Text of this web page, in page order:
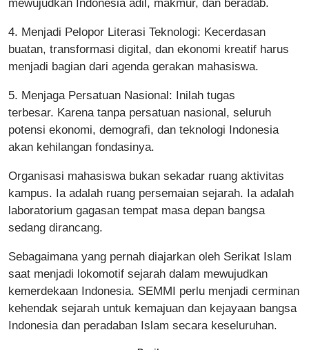
mewujudkan Indonesia adil, makmur, dan beradab.
4. Menjadi Pelopor Literasi Teknologi: Kecerdasan
buatan, transformasi digital, dan ekonomi kreatif harus
menjadi bagian dari agenda gerakan mahasiswa.
5. Menjaga Persatuan Nasional: Inilah tugas
terbesar. Karena tanpa persatuan nasional, seluruh
potensi ekonomi, demografi, dan teknologi Indonesia
akan kehilangan fondasinya.
Organisasi mahasiswa bukan sekadar ruang aktivitas
kampus. Ia adalah ruang persemaian sejarah. Ia adalah
laboratorium gagasan tempat masa depan bangsa
sedang dirancang.
Sebagaimana yang pernah diajarkan oleh Serikat Islam
saat menjadi lokomotif sejarah dalam mewujudkan
kemerdekaan Indonesia. SEMMI perlu menjadi cerminan
kehendak sejarah untuk kemajuan dan kejayaan bangsa
Indonesia dan peradaban Islam secara keseluruhan.